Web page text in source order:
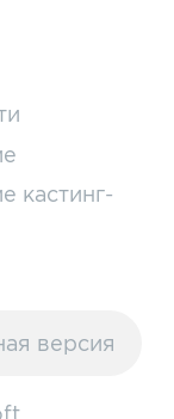
кастинг-
версия